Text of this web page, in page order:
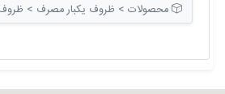
محصولات > ظروف یکبار مصرف > ظروف بسته